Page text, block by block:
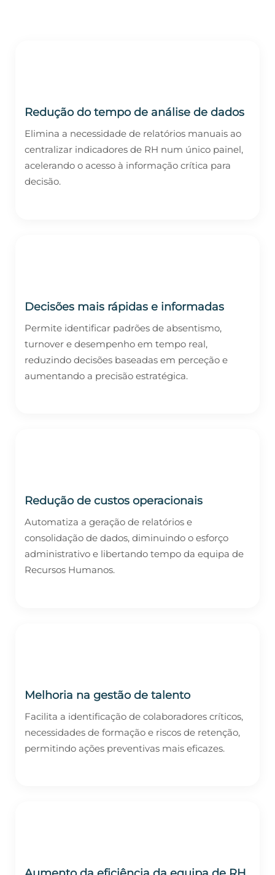
Redução do tempo de análise de dados
Elimina a necessidade de relatórios manuais ao
centralizar indicadores de RH num único painel,
acelerando o acesso à informação crítica para
decisão.
Decisões mais rápidas e informadas
Permite identificar padrões de absentismo,
turnover e desempenho em tempo real,
reduzindo decisões baseadas em perceção e
aumentando a precisão estratégica.
Redução de custos operacionais
Automatiza a geração de relatórios e
consolidação de dados, diminuindo o esforço
administrativo e libertando tempo da equipa de
Recursos Humanos.
Melhoria na gestão de talento
Facilita a identificação de colaboradores críticos,
necessidades de formação e riscos de retenção,
permitindo ações preventivas mais eficazes.